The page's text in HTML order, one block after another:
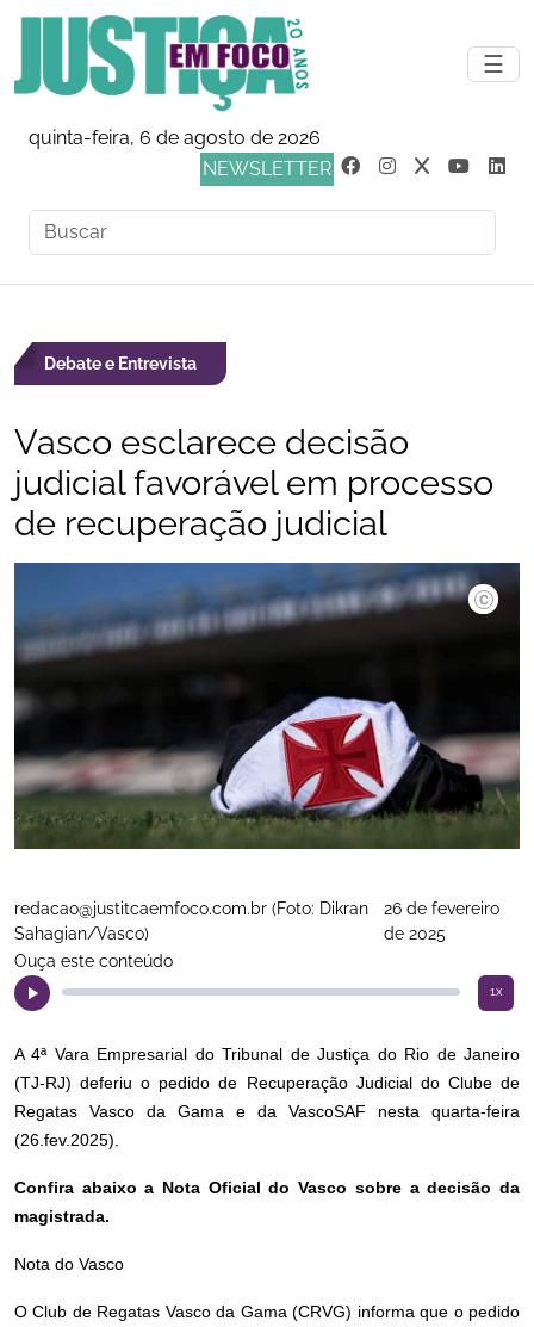
☰
quinta-feira, 6 de agosto de 2026
NEWSLETTER
Debate e Entrevista
Vasco esclarece decisão
judicial favorável em processo
de recuperação judicial
redacao@justitcaemfoco.com.br (Foto: Dikran
Sahagian/Vasco)
26 de fevereiro
de 2025
Ouça este conteúdo
1x
A 4ª Vara Empresarial do Tribunal de Justiça do Rio de Janeiro
(TJ-RJ) deferiu o pedido de Recuperação Judicial do Clube de
Regatas Vasco da Gama e da VascoSAF nesta quarta-feira
(26.fev.2025).
Confira abaixo a Nota Oficial do Vasco sobre a decisão da
magistrada.
Nota do Vasco
O Club de Regatas Vasco da Gama (CRVG) informa que o pedido